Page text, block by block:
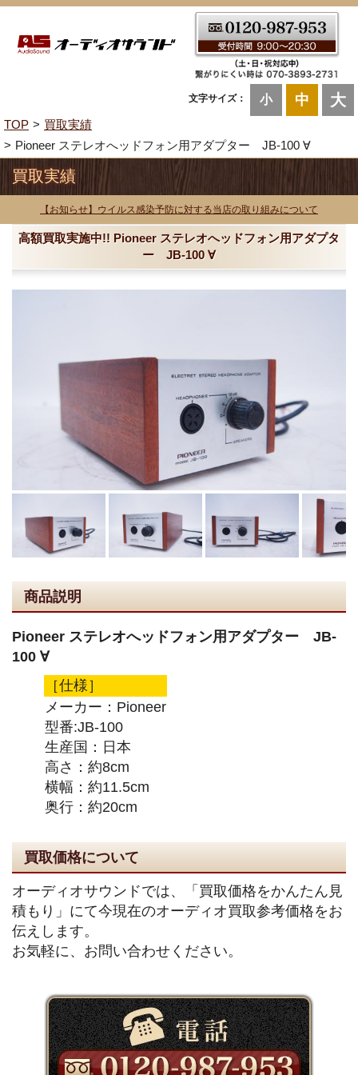
文字サイズ： 小 中 大
TOP
買取実績
Pioneer ステレオへッドフォン用アダプター JB-100 ∀
買取実績
【お知らせ】ウイルス感染予防に対する当店の取り組みについて
高額買取実施中!! Pioneer ステレオへッドフォン用アダプタ
ー JB-100 ∀
商品説明
Pioneer ステレオへッドフォン用アダプター JB-
100 ∀
［仕様］
メーカー：Pioneer
型番:JB-100
生産国：日本
高さ：約8cm
横幅：約11.5cm
奥行：約20cm
買取価格について
オーディオサウンドでは、「買取価格をかんたん見
積もり」にて今現在のオーディオ買取参考価格をお
伝えします。
お気軽に、お問い合わせください。